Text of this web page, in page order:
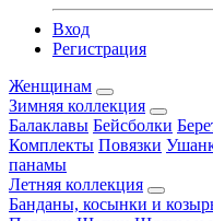
Вход
Регистрация
Женщинам
Зимняя коллекция
Балаклавы Бейсболки
Комплекты Повязки
панамы
Летняя коллекция
Банданы, косынки и